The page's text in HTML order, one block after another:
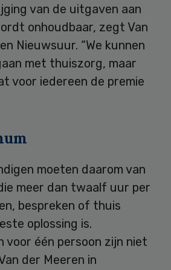
van de uitgaven aan
onhoudbaar, zegt Van
Nieuwsuur. “We kunnen
met thuiszorg, maar
voor iedereen de premie
moeten daarom van
meer dan twaalf uur per
bespreken of thuis
oplossing is.
voor één persoon zijn niet
der Meeren in